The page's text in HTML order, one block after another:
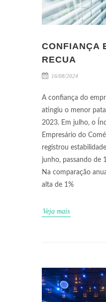
CONFIANÇA
RECUA
16/08/2024
A confiança do
atingiu o menor
2023. Em julho, o
Empresário do
registrou
junho, passando de
Na comparação
alta de 1%
Veja mais